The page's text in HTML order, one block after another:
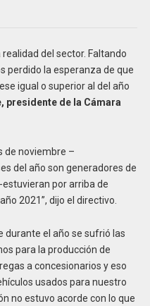
del sector. Faltando
perdido la esperanza de que
igual o superior al del año
presidente de la Cámara
de noviembre –
del año son generadores de
estuvieran por arriba de
2021”, dijo el directivo.
durante el año se sufrió las
para la producción de
a concesionarios y eso
usados para nuestro
no estuvo acorde con lo que